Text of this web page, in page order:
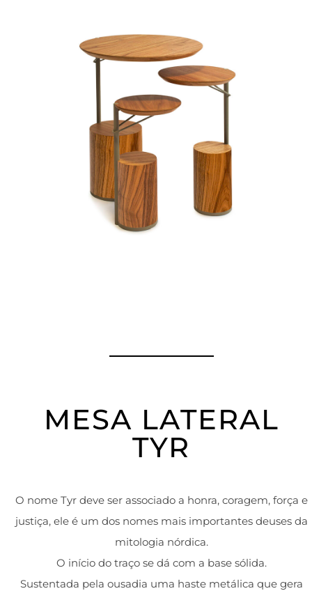
MESA LATERAL
TYR
O nome Tyr deve ser associado a honra, coragem, força e
justiça, ele é um dos nomes mais importantes deuses da
mitologia nórdica.
O início do traço se dá com a base sólida.
Sustentada pela ousadia uma haste metálica que gera